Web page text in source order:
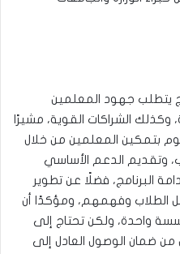
يتطلب جهود المعلمين
وكذلك الشراكات القوية، مشيرًا
بتمكين المعلمين من خلال
وتقديم الدعم الأساسي
البرنامج، فضلًا عن تطوير
الطلاب وفهمهم، ومؤكدًا أن
واحدة، ولكن تحتاج إلى
ضمان الوصول العادل إلى